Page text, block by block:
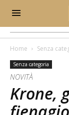
Home Senza
Senza categoria
NOVITÀ
Krone,